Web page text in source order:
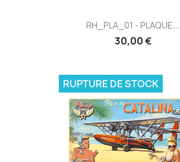
RH_PLA_01 - PLAQUE...
30,00 €
RUPTURE DE STOCK